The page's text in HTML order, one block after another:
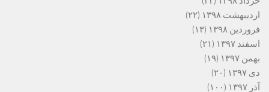
اردیبهشت ۱۳۹۸
(۲۲)
فروردین ۱۳۹۸
(۱۳)
اسفند ۱۳۹۷
(۲۱)
بهمن ۱۳۹۷
(۱۹)
دی ۱۳۹۷
(۲۰)
آذر ۱۳۹۷
(۱۰۰)